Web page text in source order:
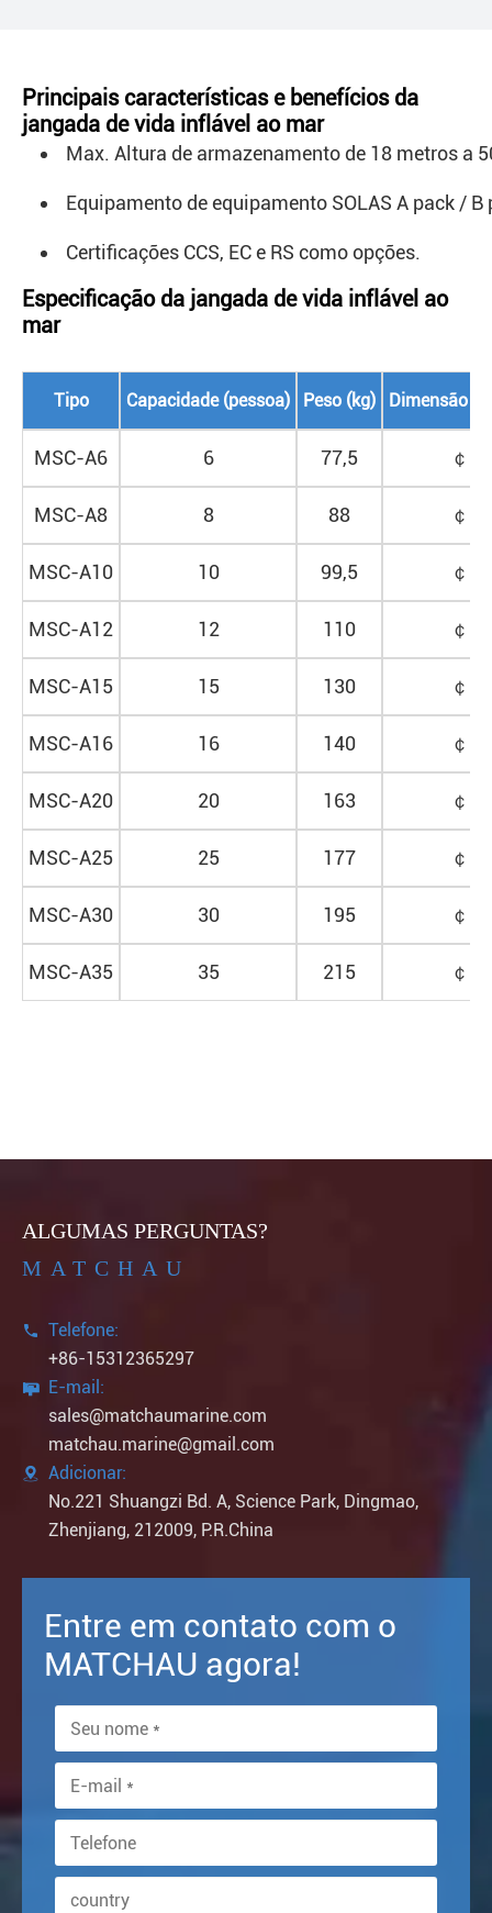
Principais características e benefícios da
jangada de vida inflável ao mar
Max. Altura de armazenamento de 18 metros a
Equipamento de equipamento SOLAS A pack / B
Certificações CCS, EC e RS como opções.
Especificação da jangada de vida inflável ao
mar
Tipo Capacidade (pessoa) Peso (kg) Dimensão
MSC-A6 6 77,5 ￠
MSC-A8 8 88 ￠
MSC-A10 10 99,5 ￠
MSC-A12 12 110 ￠
MSC-A15 15 130 ￠
MSC-A16 16 140 ￠
MSC-A20 20 163 ￠
MSC-A25 25 177 ￠
MSC-A30 30 195 ￠
MSC-A35 35 215 ￠
ALGUMAS PERGUNTAS?
MATCHAU

Telefone:
+86-15312365297

E-mail:
sales@matchaumarine.com
matchau.marine@gmail.com

Adicionar:
No.221 Shuangzi Bd. A, Science Park, Dingmao,
Zhenjiang, 212009, P.R.China
Entre em contato com o
MATCHAU agora!